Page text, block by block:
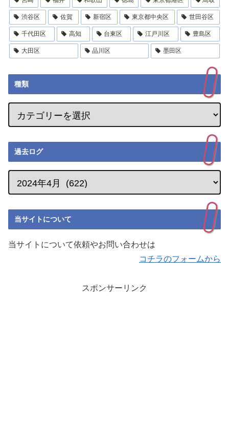
渋谷区 佐賀 新宿区 東京都中央区 世田谷区
千代田区 高知 台東区 江戸川区 豊島区
大田区 品川区 墨田区
種類
過去ログ
当サイトについて
当サイトについて依頼やお問い合わせは
コチラのフォームから
スポンサーリンク